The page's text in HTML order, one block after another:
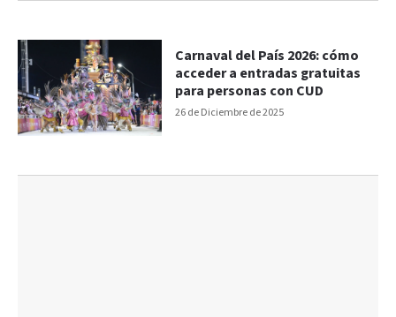
26 de Diciembre de 2025
Carnaval del País 2026: cómo
acceder a entradas gratuitas
para personas con CUD